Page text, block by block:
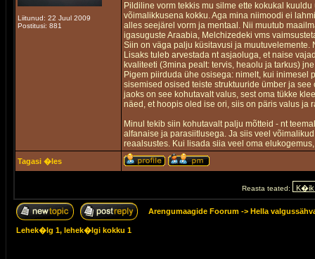
Liitunud: 22 Juul 2009
Postitusi: 881
Pildiline vorm tekkis mu silme ette kokukal
võimalikkusena kokku. Aga mina niimoodi ei
alles seejärel vorm ja mentaal. Nii muutub
igasuguste Araabia, Melchizedeki vms
Siin on väga palju küsitavusi ja
Lisaks tuleb arvestada nt asjaoluga, et naise
kvaliteeti (3mina pealt: tervis, heaolu ja tarkus)
Pigem piirduda ühe osisega: nimelt, kui inimesel
sisemised osised teiste struktuuride ümber ja
jaoks on see kohutavalt valus, sest oma tükke
näed, et hoopis oled ise ori, siis on päris valus ja
Minul tekib siin kohutavalt palju mõtteid - nt
alfanaise ja parasiitlusega. Ja siis veel
reaalsustes. Kui lisada siia veel oma
Tagasi �les
Reasta teated:
Arengumaagide Foorum -> Hella
Lehek�lg 1, lehek�lgi kokku 1